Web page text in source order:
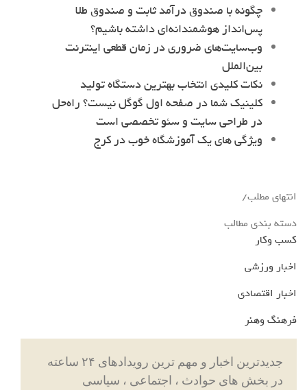
چگونه با صندوق درآمد ثابت و صندوق طلا
پس‌انداز هوشمندانه‌ای داشته باشیم؟
وب‌سایت‌های ضروری در زمان قطعی اینترنت
بین‌الملل
نکات کلیدی انتخاب بهترین دستگاه تولید
کلینیک شما در صفحه اول گوگل نیست؟ راه‌حل
در طراحی سایت و سئو تخصصی است
ویژگی های یک آموزشگاه خوب در کرج
انتهای مطلب/
دسته بندی مطالب
کسب وکار
اخبار ورزشی
اخبار اقتصادی
فرهنگ وهنر
جدیدترین اخبار و مهم ترین رویدادهای ۲۴ ساعته
در بخش های حوادث ، اجتماعی ، سیاسی